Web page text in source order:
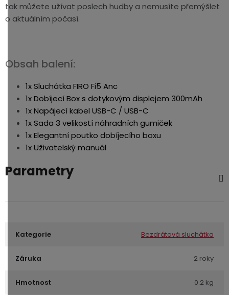
tak můžete užívat poslech hudby a nemusíte přemýšlet
o aktuálním počasí.
Obsah balení:
1x Sluchátka FIRO Fi5 Anc
1x Dobíjecí Box s dotykovým displejem 300mAh
1x Napájecí kabel USB-C / USB-C
1x Sada 3 velikostí náhradních gumiček
1x Elegantní poutko dobíjecího boxu
1x Uživatelský manuál
Parametry
Kategorie Bezdrátová sluchátka
Záruka 2 roky
Hmotnost 0.2 kg